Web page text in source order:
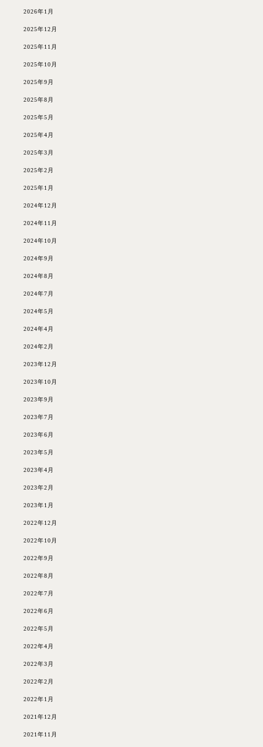
2026年1月
2025年12月
2025年11月
2025年10月
2025年9月
2025年8月
2025年5月
2025年4月
2025年3月
2025年2月
2025年1月
2024年12月
2024年11月
2024年10月
2024年9月
2024年8月
2024年7月
2024年5月
2024年4月
2024年2月
2023年12月
2023年10月
2023年9月
2023年7月
2023年6月
2023年5月
2023年4月
2023年2月
2023年1月
2022年12月
2022年10月
2022年9月
2022年8月
2022年7月
2022年6月
2022年5月
2022年4月
2022年3月
2022年2月
2022年1月
2021年12月
2021年11月